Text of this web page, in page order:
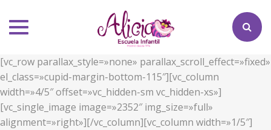
Toggle
[vc_row parallax_style=»none» parallax_scroll_effect=»fixed»
el_class=»cupid-margin-bottom-115″][vc_column
width=»4/5″ offset=»vc_hidden-sm vc_hidden-xs»]
[vc_single_image image=»2352″ img_size=»full»
alignment=»right»][/vc_column][vc_column width=»1/5″]